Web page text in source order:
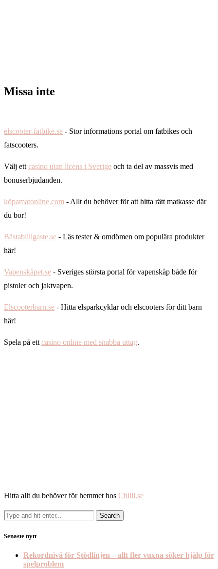
Missa inte
elscooter-fatbike.se - Stor informations portal om fatbikes och
fatscooters.
Välj ett casino utan licens i Sverige och ta del av massvis med
bonuserbjudanden.
köpamatonline.com - Allt du behöver för att hitta rätt matkasse där
du bor!
Bästabilligaste.se - Läs tester & omdömen om populära produkter
här!
Vapenskåpet.se - Sveriges största portal för vapenskåp både för
pistoler och jaktvapen.
Elscooterbarn.se - Hitta elsparkcyklar och elscooters för ditt barn
här!
Spela på ett casino online med snabba uttag.
Hitta allt du behöver för hemmet hos Chilli.se
Senaste nytt
Rekordnivå för Stödlinjen – allt fler vuxna söker hjälp för
spelproblem